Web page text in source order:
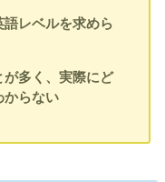
レベルを求めら
が多く、実際にど
からない